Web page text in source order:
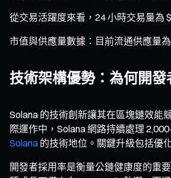
從交易活躍度來看，24 小時交易量為
市值與供應量數據：目前流通供應量
技術架構優勢：為何開發
Solana 的技術創新讓其在區塊鏈效能
際運作中，Solana 網路持續處理
Solana 的技術地位。關鍵升級包括優
開發者採用率是衡量公鏈健康度的重